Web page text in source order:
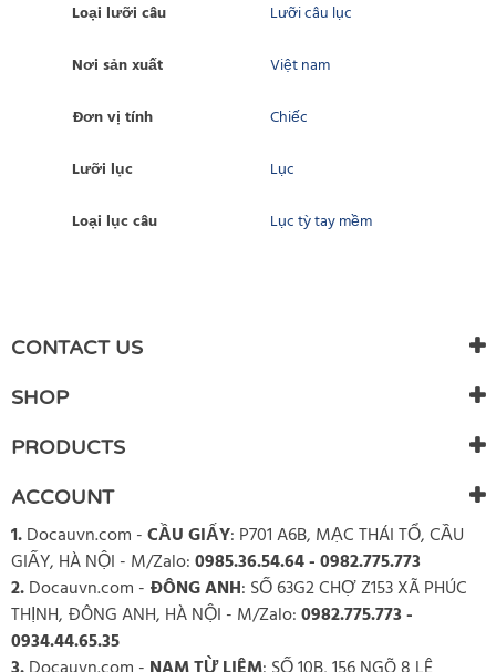
Loại lưỡi câu Lưỡi câu lục
Nơi sản xuất Việt nam
Đơn vị tính Chiếc
Lưỡi lục Lục
Loại lục câu Lục tỳ tay mềm
There are currently no product reviews. Be the first who write
review
CONTACT US
SHOP
PRODUCTS
ACCOUNT
1.Docauvn.com -CẦU GIẤY: P701 A6B, MẠC THÁI TỔ, CẦU
GIẤY, HÀ NỘI - M/Zalo:0985.36.54.64 - 0982.775.773
2.Docauvn.com - ĐÔNG ANH: SỐ 63G2 CHỢ Z153 XÃ PHÚC
THỊNH, ĐÔNG ANH, HÀ NỘI - M/Zalo:0982.775.773 -
0934.44.65.35